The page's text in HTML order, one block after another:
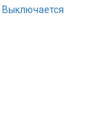
Выключается